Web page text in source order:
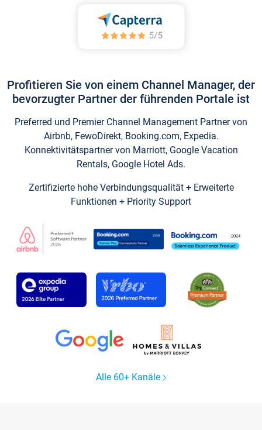
Profitieren Sie von einem Channel Manager, der
bevorzugter Partner der führenden Portale ist
Preferred und Premier Channel Management Partner von
Airbnb, FewoDirekt, Booking.com, Expedia.
Konnektivitätspartner von Marriott, Google Vacation
Rentals, Google Hotel Ads.
Zertifizierte hohe Verbindungsqualität + Erweiterte
Funktionen + Priority Support
Alle 60+ Kanäle